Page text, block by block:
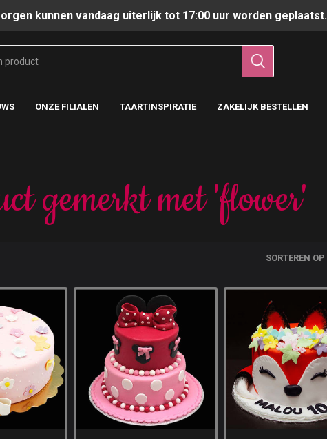
kunnen vandaag uiterlijk tot 17:00 uur worden geplaatst.
ONZE FILIALEN TAARTINSPIRATIE ZAKELIJK BESTELLEN
gemerkt met 'flower'
SORTEREN OP